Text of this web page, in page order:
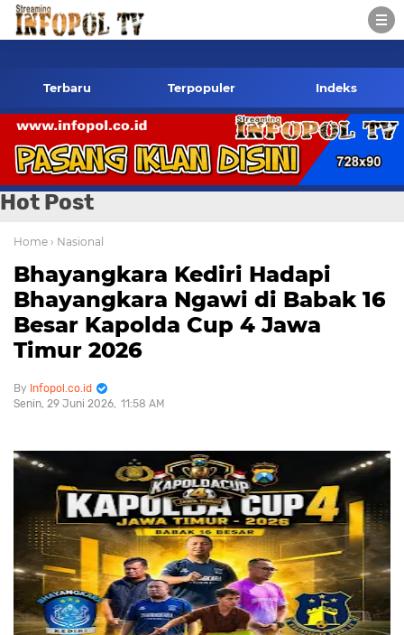
Kontak Redaksi- 085784424805 wa
Terbaru Terpopuler Indeks
Hot Post
Home › Nasional
Bhayangkara Kediri Hadapi
Bhayangkara Ngawi di Babak 16
Besar Kapolda Cup 4 Jawa
Timur 2026
Infopol.co.id
Senin, 29 Juni 2026 11:58 AM